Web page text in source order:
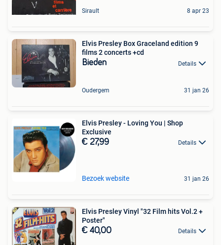
Sirault 8 apr 23
Elvis Presley Box Graceland edition 9
films 2 concerts +cd
Bieden Details
Oudergem 31 jan 26
Elvis Presley - Loving You | Shop
Exclusive
€ 27,99 Details
Bezoek website 31 jan 26
Elvis Presley Vinyl "32 Film hits Vol.2 +
Poster"
€ 40,00 Details